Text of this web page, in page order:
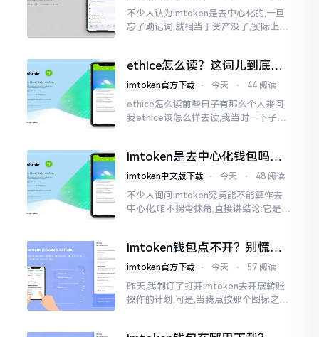
不少人认为imtoken是去中心化的,一旦
忘了助记词,就相当于资产没了,实际上这
于网络连接状态
ethice怎么读？这词儿到底念
啥，别搞错了
imtoken官方下载 ⋅ 今天 ⋅ 44 阅读
ethice怎么读前些日子有那么个人来问
我ethice该怎么样去读,我当时一下子就
呢拼写方面却少了一个字母
imtoken是去中心化钱包吗？
看完这篇不踩坑
imtoken中文版下载 ⋅ 今天 ⋅ 48 阅读
不少人询问imtoken究竟能不能算作去
中心化,咱不拐弯抹角,直接讲结论:它是一
imtoken钱包点不开？别慌，
试试这几招
imtoken官方下载 ⋅ 今天 ⋅ 57 阅读
昨天,我制订了打开imtoken去开展转账
操作的计划,可是,当我点按那个图标之后,